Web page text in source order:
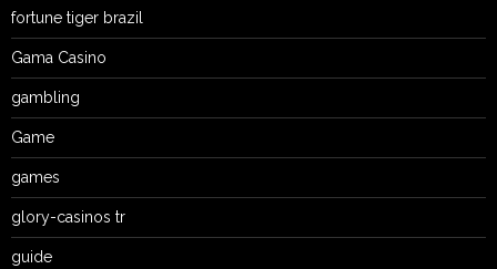
fortune tiger brazil
Gama Casino
gambling
Game
games
glory-casinos tr
guide